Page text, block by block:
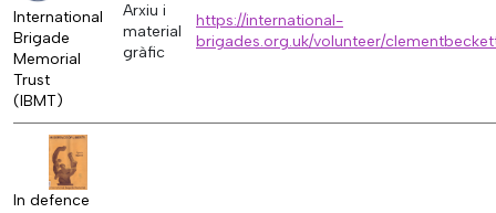
International
Brigade
Memorial
Trust
(IBMT)
Arxiu i
material
gràfic
https://international-
brigades.org.uk/volunteer/
In defence